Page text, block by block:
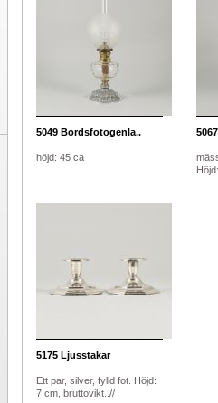
5049 Bordsfotogenla..
höjd: 45 ca
5067
5175 Ljusstakar
Ett par, silver, fylld fot. Höjd:
7 cm, bruttovikt..//